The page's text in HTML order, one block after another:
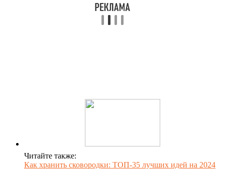
Читайте также:
Как хранить сковородки: ТОП-35 лучших идей на 2024